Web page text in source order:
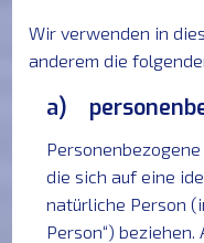
Wir verwenden in
anderem die
a)
die sich auf eine
natürliche Person
Person“)